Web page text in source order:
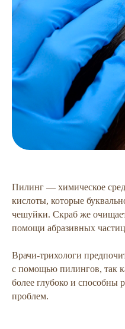
Пилинг — химическое
кислоты, которые
чешуйки. Скраб же
помощи абразивных
Врачи-трихологи
с помощью пилингов, так
более глубоко и способны
проблем.